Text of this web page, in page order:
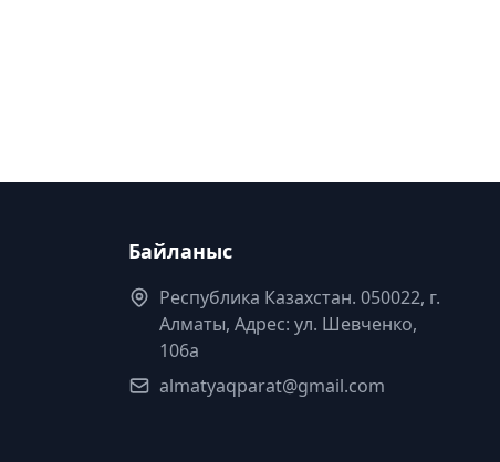
Байланыс
Республика Казахстан. 050022, г.
Алматы, Адрес: ул. Шевченко,
106а
almatyaqparat@gmail.com